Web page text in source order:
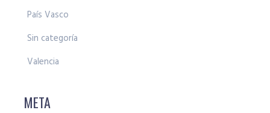
País Vasco
Sin categoría
Valencia
META